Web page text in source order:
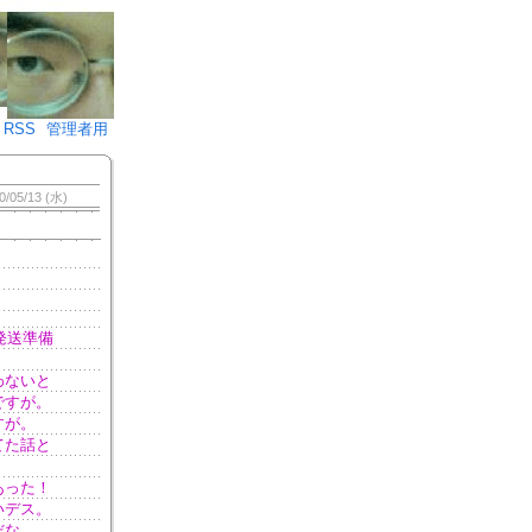
♪)÷2
RSS 管理者用
05/13 (水)
送準備
いと
が。
。
話と
た！
ス。